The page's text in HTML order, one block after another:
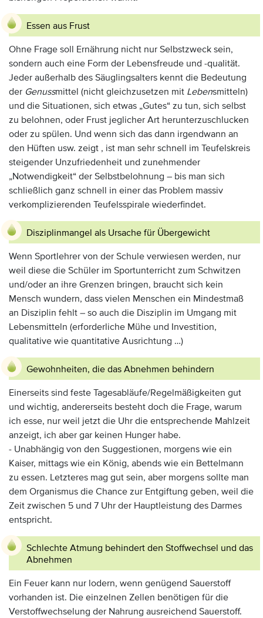
Essen aus Frust
Ohne Frage soll Ernährung nicht nur Selbstzweck sein,
sondern auch eine Form der Lebensfreude und -qualität.
Jeder außerhalb des Säuglingsalters kennt die Bedeutung
der Genussmittel (nicht gleichzusetzen mit Lebensmitteln)
und die Situationen, sich etwas „Gutes“ zu tun, sich selbst
zu belohnen, oder Frust jeglicher Art herunterzuschlucken
oder zu spülen. Und wenn sich das dann irgendwann an
den Hüften usw. zeigt , ist man sehr schnell im Teufelskreis
steigender Unzufriedenheit und zunehmender
„Notwendigkeit“ der Selbstbelohnung – bis man sich
schließlich ganz schnell in einer das Problem massiv
verkomplizierenden Teufelsspirale wiederfindet.
Disziplinmangel als Ursache für Übergewicht
Wenn Sportlehrer von der Schule verwiesen werden, nur
weil diese die Schüler im Sportunterricht zum Schwitzen
und/oder an ihre Grenzen bringen, braucht sich kein
Mensch wundern, dass vielen Menschen ein Mindestmaß
an Disziplin fehlt – so auch die Disziplin im Umgang mit
Lebensmitteln (erforderliche Mühe und Investition,
qualitative wie quantitative Ausrichtung …)
Gewohnheiten, die das Abnehmen behindern
Einerseits sind feste Tagesabläufe/Regelmäßigkeiten gut
und wichtig, andererseits besteht doch die Frage, warum
ich esse, nur weil jetzt die Uhr die entsprechende Mahlzeit
anzeigt, ich aber gar keinen Hunger habe.
- Unabhängig von den Suggestionen, morgens wie ein
Kaiser, mittags wie ein König, abends wie ein Bettelmann
zu essen. Letzteres mag gut sein, aber morgens sollte man
dem Organismus die Chance zur Entgiftung geben, weil die
Zeit zwischen 5 und 7 Uhr der Hauptleistung des Darmes
entspricht.
Schlechte Atmung behindert den Stoffwechsel und das
Abnehmen
Ein Feuer kann nur lodern, wenn genügend Sauerstoff
vorhanden ist. Die einzelnen Zellen benötigen für die
Verstoffwechselung der Nahrung ausreichend Sauerstoff.